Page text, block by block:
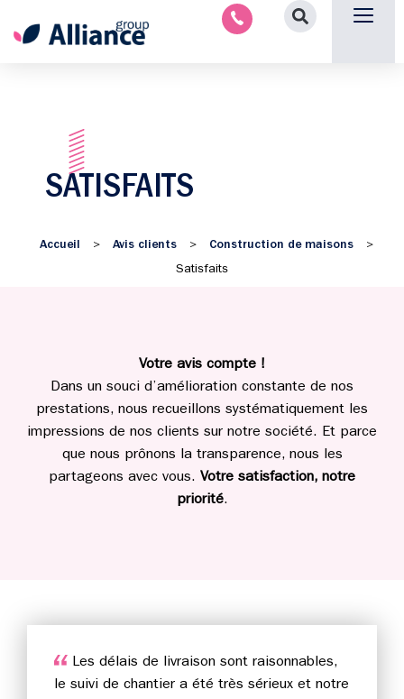
SATISFAITS
Accueil > Avis clients > Construction de maisons >
Satisfaits
Votre avis compte !
Dans un souci d’amélioration constante de nos
prestations, nous recueillons systématiquement les
impressions de nos clients sur notre société. Et parce
que nous prônons la transparence, nous les
partageons avec vous. Votre satisfaction, notre
priorité.
Les délais de livraison sont raisonnables,
le suivi de chantier a été très sérieux et notre